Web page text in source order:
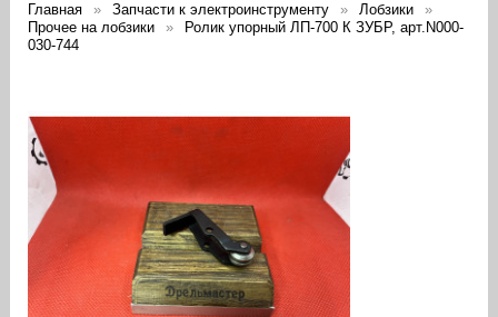
Главная Запчасти к электроинструменту
Лобзики
Прочее на лобзики
Ролик упорный ЛП-700 К ЗУБР, арт.N000-
030-744